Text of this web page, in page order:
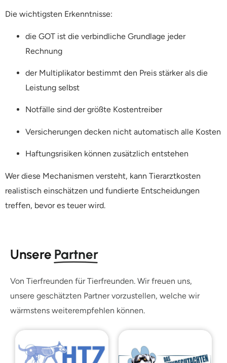
Die wichtigsten Erkenntnisse:
die GOT ist die verbindliche Grundlage jeder
Rechnung
der Multiplikator bestimmt den Preis stärker als die
Leistung selbst
Notfälle sind der größte Kostentreiber
Versicherungen decken nicht automatisch alle Kosten
Haftungsrisiken können zusätzlich entstehen
Wer diese Mechanismen versteht, kann Tierarztkosten
realistisch einschätzen und fundierte Entscheidungen
treffen, bevor es teuer wird.
Unsere Partner
Von Tierfreunden für Tierfreunden. Wir freuen uns,
unsere geschätzten Partner vorzustellen, welche wir
wärmstens weiterempfehlen können.